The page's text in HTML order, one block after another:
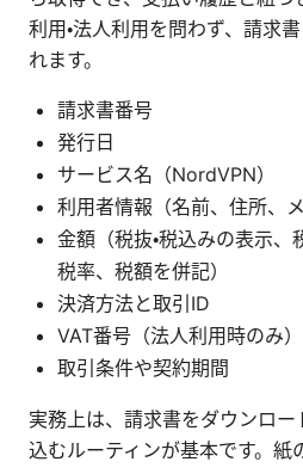
利用・法人利用を問わず、請求
れます。
請求書番号
発行日
サービス名（NordVPN）
利用者情報（名前、住所、
金額（税抜・税込みの表示
税率、税額を併記）
決済方法と取引ID
VAT番号（法人利用時のみ）
取引条件や契約期間
実務上は、請求書をダウンロ
込むルーティンが基本です。紙